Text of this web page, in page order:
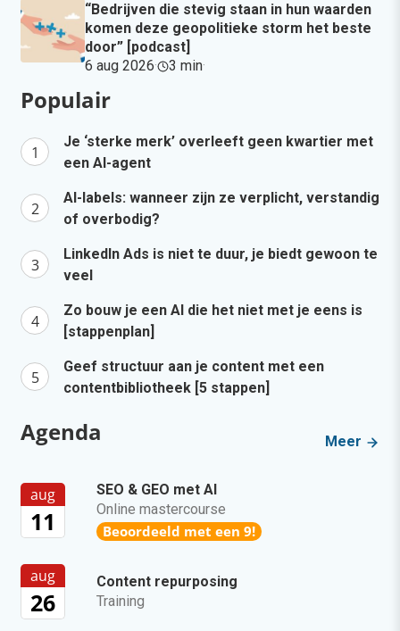
“Bedrijven die stevig staan in hun waarden
komen deze geopolitieke storm het beste
door” [podcast]
6 aug 2026· 3 min·
Populair
Je ‘sterke merk’ overleeft geen kwartier met
een AI-agent
AI-labels: wanneer zijn ze verplicht, verstandig
of overbodig?
LinkedIn Ads is niet te duur, je biedt gewoon te
veel
Zo bouw je een AI die het niet met je eens is
[stappenplan]
Geef structuur aan je content met een
contentbibliotheek [5 stappen]
Agenda Meer
aug
11
SEO & GEO met AI
Online mastercourse
Beoordeeld met een 9!
aug
26
Content repurposing
Training